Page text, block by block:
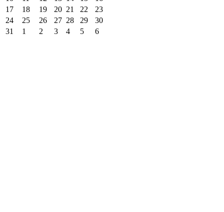
17
18 19 20 21 22
23
24
25 26 27 28 29
30
31
1 2 3 4 5 6